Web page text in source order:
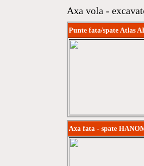
Axa vola -
Punte fata/spate Atlas
Axa fata - spate